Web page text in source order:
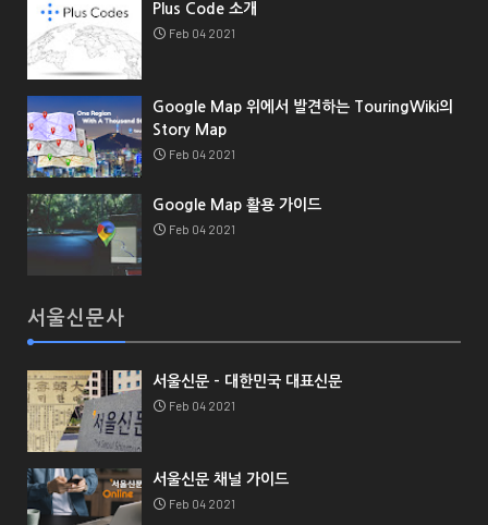
Plus Code 소개
Feb 04 2021
Google Map 위에서 발견하는 TouringWiki의
Story Map
Feb 04 2021
Google Map 활용 가이드
Feb 04 2021
서울신문사
서울신문 - 대한민국 대표신문
Feb 04 2021
서울신문 채널 가이드
Feb 04 2021